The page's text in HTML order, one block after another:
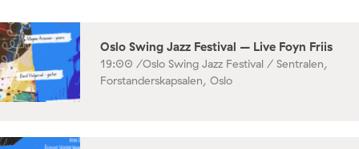
Oslo Swing Jazz Festival – Live Foyn Friis
19:00 /Oslo Swing Jazz Festival / Sentralen,
Forstanderskapsalen, Oslo